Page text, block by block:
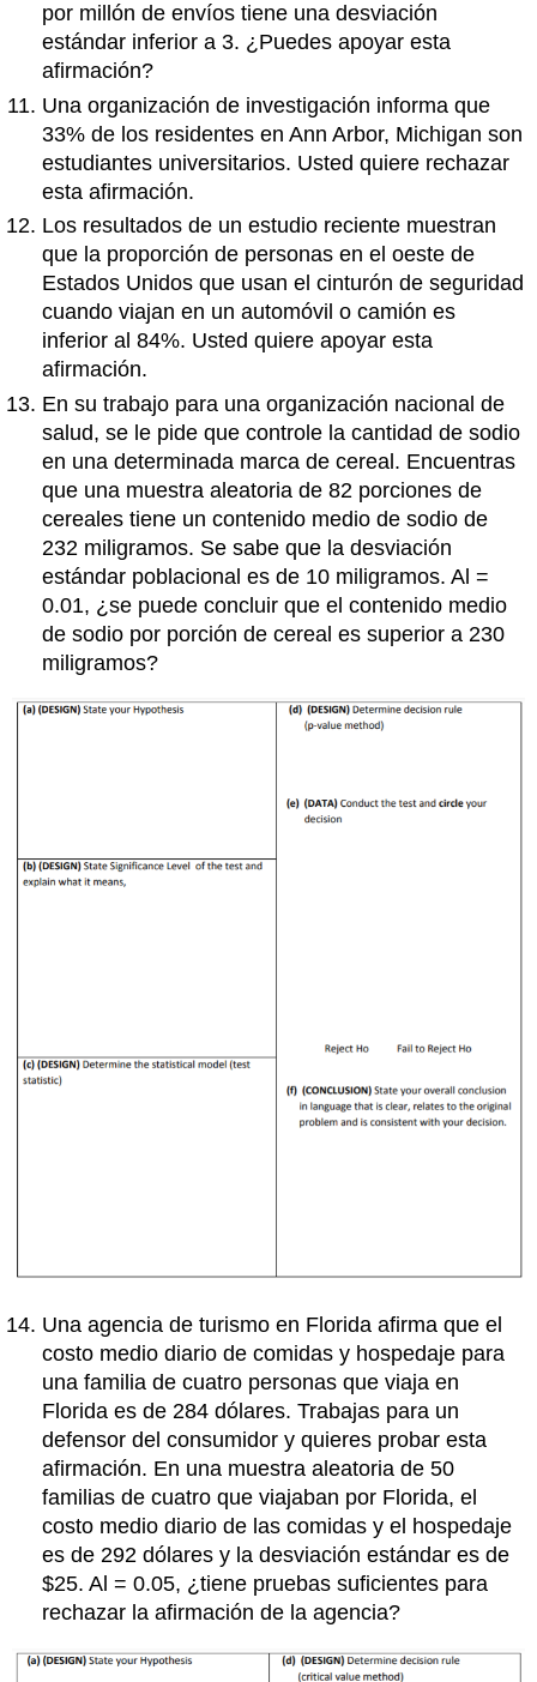
por millón de envíos tiene una desviación
estándar inferior a 3. ¿Puedes apoyar esta
afirmación?
Una organización de investigación informa que
33% de los residentes en Ann Arbor, Michigan son
estudiantes universitarios. Usted quiere rechazar
esta afirmación.
Los resultados de un estudio reciente muestran
que la proporción de personas en el oeste de
Estados Unidos que usan el cinturón de seguridad
cuando viajan en un automóvil o camión es
inferior al 84%. Usted quiere apoyar esta
afirmación.
En su trabajo para una organización nacional de
salud, se le pide que controle la cantidad de sodio
en una determinada marca de cereal. Encuentras
que una muestra aleatoria de 82 porciones de
cereales tiene un contenido medio de sodio de
232 miligramos. Se sabe que la desviación
estándar poblacional es de 10 miligramos. Al =
0.01, ¿se puede concluir que el contenido medio
de sodio por porción de cereal es superior a 230
miligramos?
Una agencia de turismo en Florida afirma que el
costo medio diario de comidas y hospedaje para
una familia de cuatro personas que viaja en
Florida es de 284 dólares. Trabajas para un
defensor del consumidor y quieres probar esta
afirmación. En una muestra aleatoria de 50
familias de cuatro que viajaban por Florida, el
costo medio diario de las comidas y el hospedaje
es de 292 dólares y la desviación estándar es de
$25. Al = 0.05, ¿tiene pruebas suficientes para
rechazar la afirmación de la agencia?